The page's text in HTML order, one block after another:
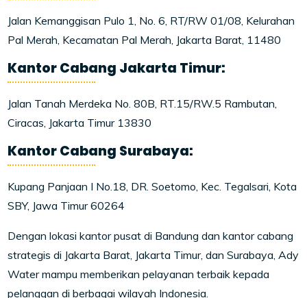
Jalan Kemanggisan Pulo 1, No. 6, RT/RW 01/08, Kelurahan
Pal Merah, Kecamatan Pal Merah, Jakarta Barat, 11480
Kantor Cabang Jakarta Timur:
Jalan Tanah Merdeka No. 80B, RT.15/RW.5 Rambutan,
Ciracas, Jakarta Timur 13830
Kantor Cabang Surabaya:
Kupang Panjaan I No.18, DR. Soetomo, Kec. Tegalsari, Kota
SBY, Jawa Timur 60264
Dengan lokasi kantor pusat di Bandung dan kantor cabang
strategis di Jakarta Barat, Jakarta Timur, dan Surabaya, Ady
Water mampu memberikan pelayanan terbaik kepada
pelanggan di berbagai wilayah Indonesia.